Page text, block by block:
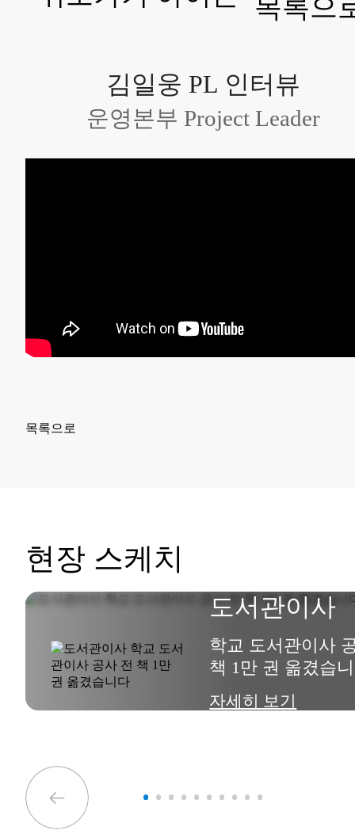
목록으
김일웅 PL 인터뷰
운영본부 Project Leader
목록으로
현장 스케치
도서관이사
학교 도서관이사
책 1만 권 옮겼습
자세히 보기